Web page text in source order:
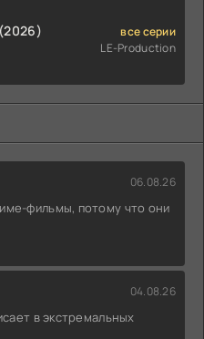
все серии
LE-Production
06.08.26
фильмы, потому что они
04.08.26
в экстремальных